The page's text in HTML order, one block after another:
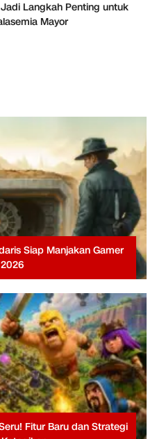
Langkah Penting untuk
Mayor
Siap Manjakan Gamer
Fitur Baru dan Strategi